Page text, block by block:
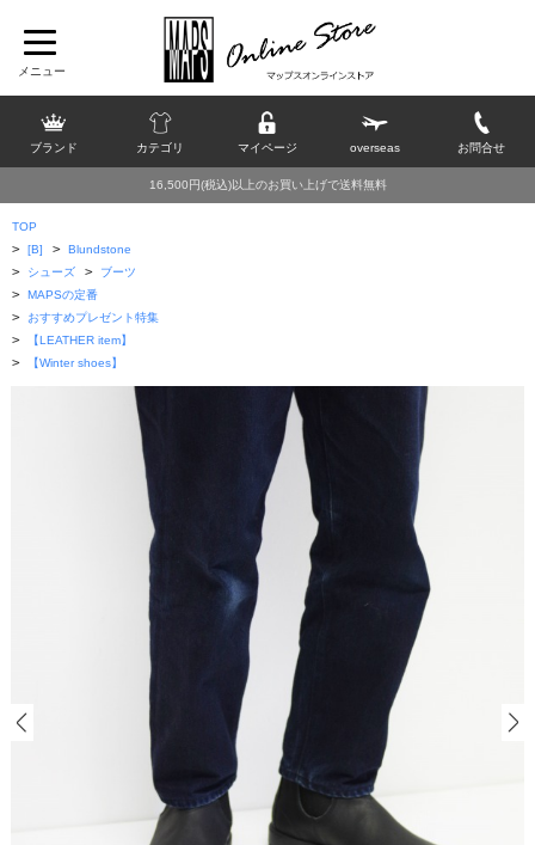
ブランド カテゴリ マイページ overseas お問合せ
16,500円(税込)以上のお買い上げで送料無料
TOP
> [B] > Blundstone
> シューズ > ブーツ
> MAPSの定番
> おすすめプレゼント特集
> 【LEATHER item】
> 【Winter shoes】